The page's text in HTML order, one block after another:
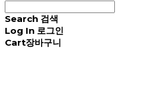
Search 검색
Log In 로그인
Cart장바구니